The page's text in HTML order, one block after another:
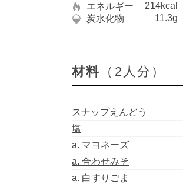
エネルギー 214kcal
炭水化物
11.3g
材料 （2人分）
スナップえんどう
塩
a. マヨネーズ
a. 合わせみそ
a. 白すりごま